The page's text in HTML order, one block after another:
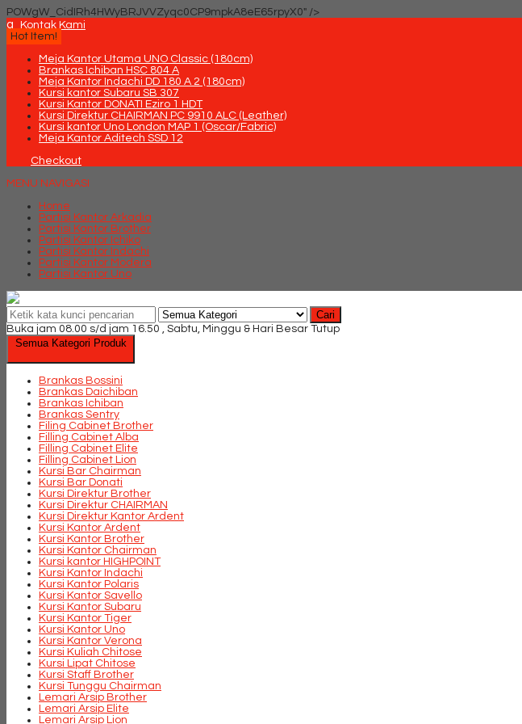
POWgW_CidIRh4HWyBRJVVZyqc0CP9mpkA8eE65rpyX0" />
q
Kontak Kami
Hot Item!
Meja Kantor Utama UNO Classic (180cm)
Brankas Ichiban HSC 804 A
Meja Kantor Indachi DD 180 A 2 (180cm)
Kursi kantor Subaru SB 307
Kursi Kantor DONATI Eziro 1 HDT
Kursi Direktur CHAIRMAN PC 9910 ALC (Leather)
Kursi kantor Uno London MAP 1 (Oscar/Fabric)
Meja Kantor Aditech SSD 12
Checkout
MENU NAVIGASI
Home
Partisi Kantor Arkadia
Partisi Kantor Brother
Partisi Kantor Ichiko
Partisi Kantor Indachi
Partisi Kantor Modera
Partisi Kantor Uno
Cari
Buka jam 08.00 s/d jam 16.50 , Sabtu, Minggu & Hari Besar Tutup
Semua Kategori Produk
Brankas Bossini
Brankas Daichiban
Brankas Ichiban
Brankas Sentry
Filing Cabinet Brother
Filling Cabinet Alba
Filling Cabinet Elite
Filling Cabinet Lion
Kursi Bar Chairman
Kursi Bar Donati
Kursi Direktur Brother
Kursi Direktur CHAIRMAN
Kursi Direktur Kantor Ardent
Kursi Kantor Ardent
Kursi Kantor Brother
Kursi Kantor Chairman
Kursi kantor HIGHPOINT
Kursi Kantor Indachi
Kursi Kantor Polaris
Kursi Kantor Savello
Kursi Kantor Subaru
Kursi Kantor Tiger
Kursi Kantor Uno
Kursi Kantor Verona
Kursi Kuliah Chitose
Kursi Lipat Chitose
Kursi Staff Brother
Kursi Tunggu Chairman
Lemari Arsip Brother
Lemari Arsip Elite
Lemari Arsip Lion